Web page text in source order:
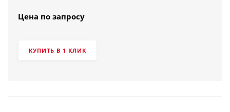
Цена по запросу
КУПИТЬ В 1 КЛИК